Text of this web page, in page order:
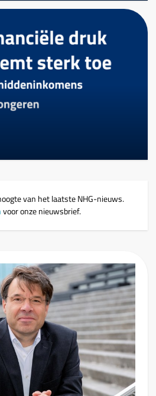
van het laatste NHG-nieuws.
voor onze nieuwsbrief.